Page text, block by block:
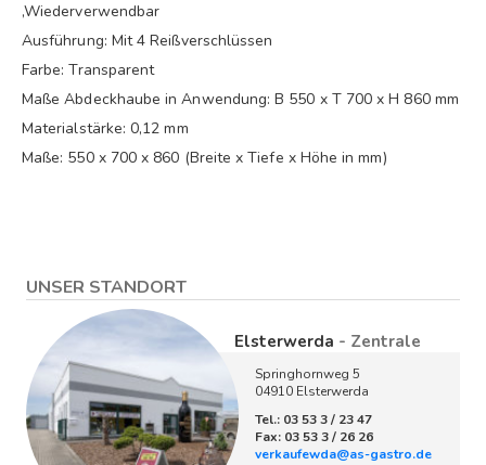
,Wiederverwendbar
Ausführung: Mit 4 Reißverschlüssen
Farbe: Transparent
Maße Abdeckhaube in Anwendung: B 550 x T 700 x H 860 mm
Materialstärke: 0,12 mm
Maße: 550 x 700 x 860 (Breite x Tiefe x Höhe in mm)
UNSER STANDORT
Elsterwerda - Zentrale
Springhornweg 5
04910 Elsterwerda
Tel.: 03 53 3 / 23 47
Fax: 03 53 3 / 26 26
verkaufewda@as-gastro.de